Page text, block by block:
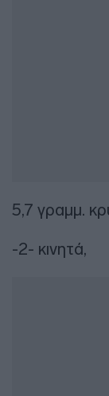
5,7 γραμμ.
-2- κινητά,